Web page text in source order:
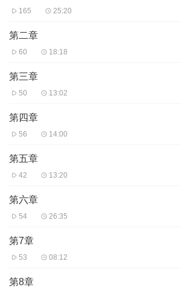
165 25:20
第二章
60 18:18
第三章
50 13:02
第四章
56 14:00
第五章
42 13:20
第六章
54 26:35
第7章
53 08:12
第8章